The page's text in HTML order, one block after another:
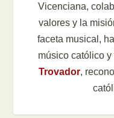
Vicenciana,
valores y la
faceta musical,
músico católico
Trovador,